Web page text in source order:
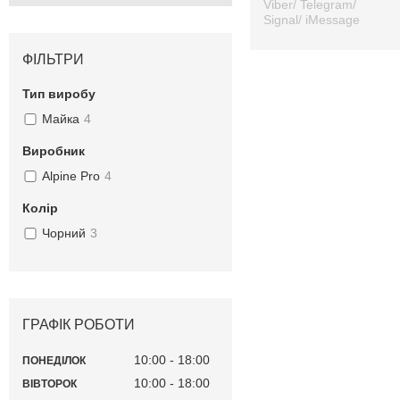
Viber/ Telegram/
Signal/ iMessage
ФІЛЬТРИ
Тип виробу
Майка 4
Виробник
Alpine Pro 4
Колір
Чорний 3
ГРАФІК РОБОТИ
ПОНЕДІЛОК 10:00 18:00
ВІВТОРОК 10:00 18:00